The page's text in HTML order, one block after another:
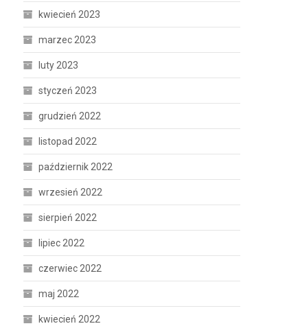
kwiecień 2023
marzec 2023
luty 2023
styczeń 2023
grudzień 2022
listopad 2022
październik 2022
wrzesień 2022
sierpień 2022
lipiec 2022
czerwiec 2022
maj 2022
kwiecień 2022